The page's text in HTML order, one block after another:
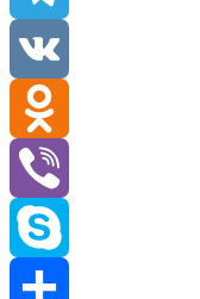
Telegram
VK
Odnoklassniki
Viber
Skype